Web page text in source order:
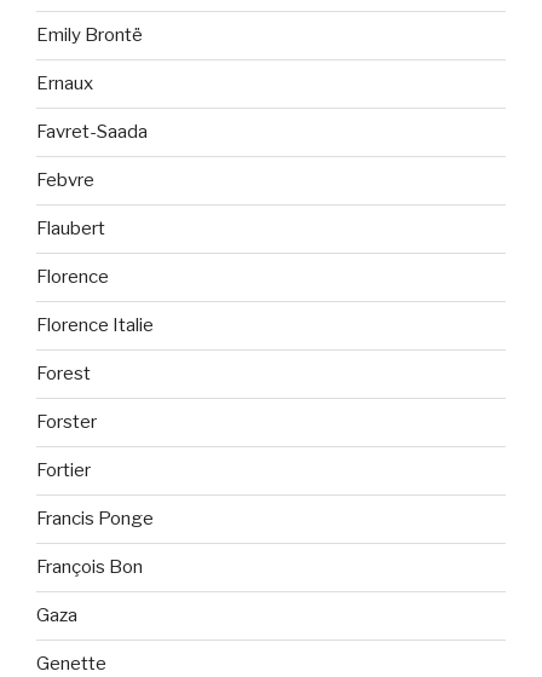
Emily Brontë
Ernaux
Favret-Saada
Febvre
Flaubert
Florence
Florence Italie
Forest
Forster
Fortier
Francis Ponge
François Bon
Gaza
Genette